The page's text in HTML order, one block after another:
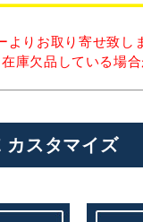
よりお取り寄せ致し
庫欠品している場合
カスタマイズ